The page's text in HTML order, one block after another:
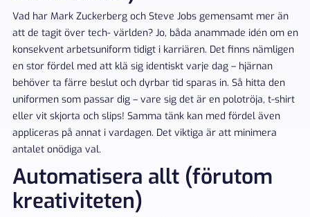
Vad har Mark Zuckerberg och Steve Jobs gemensamt mer än
att de tagit över tech- världen? Jo, båda anammade idén om en
konsekvent arbetsuniform tidigt i karriären. Det finns nämligen
en stor fördel med att klä sig identiskt varje dag – hjärnan
behöver ta färre beslut och dyrbar tid sparas in. Så hitta den
uniformen som passar dig – vare sig det är en polotröja, t-shirt
eller vit skjorta och slips! Samma tänk kan med fördel även
appliceras på annat i vardagen. Det viktiga är att minimera
antalet onödiga val.
Automatisera allt (förutom
kreativiteten)